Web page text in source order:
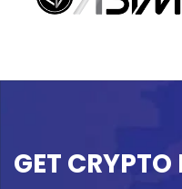
GET CRYPTO